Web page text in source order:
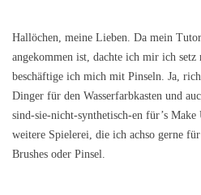
Hallöchen, meine Lieben. Da mein
angekommen ist, dachte ich mir ich setz
beschäftige ich mich mit Pinseln. Ja,
Dinger für den Wasserfarbkasten und
sind-sie-nicht-synthetisch-en für’s Make
weitere Spielerei, die ich achso gerne
Brushes oder Pinsel.